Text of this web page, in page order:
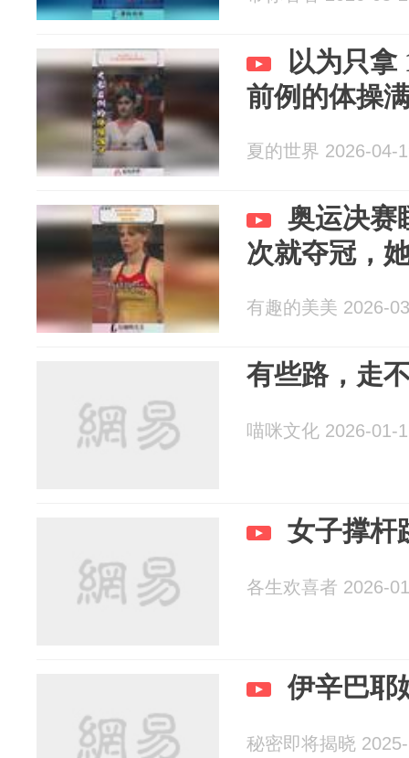
以为只拿
前例的体操
夏的世界 2026-04-
奥运决赛
次就夺冠，
有趣的美美 2026-
有些路，走
喵咪文化 2026-01-
女子撑杆
各生欢喜者 2026-
伊辛巴耶
秘密即将揭晓